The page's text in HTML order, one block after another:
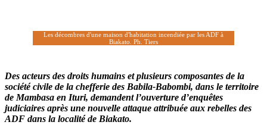
Les décombres d'une maison d'habitation incendiée par les ADF à
Biakato. Ph. Tiers
Des acteurs des droits humains et plusieurs composantes de la
société civile de la chefferie des Babila-Babombi, dans le territoire
de Mambasa en Ituri, demandent l’ouverture d’enquêtes
judiciaires après une nouvelle attaque attribuée aux rebelles des
ADF dans la localité de Biakato.